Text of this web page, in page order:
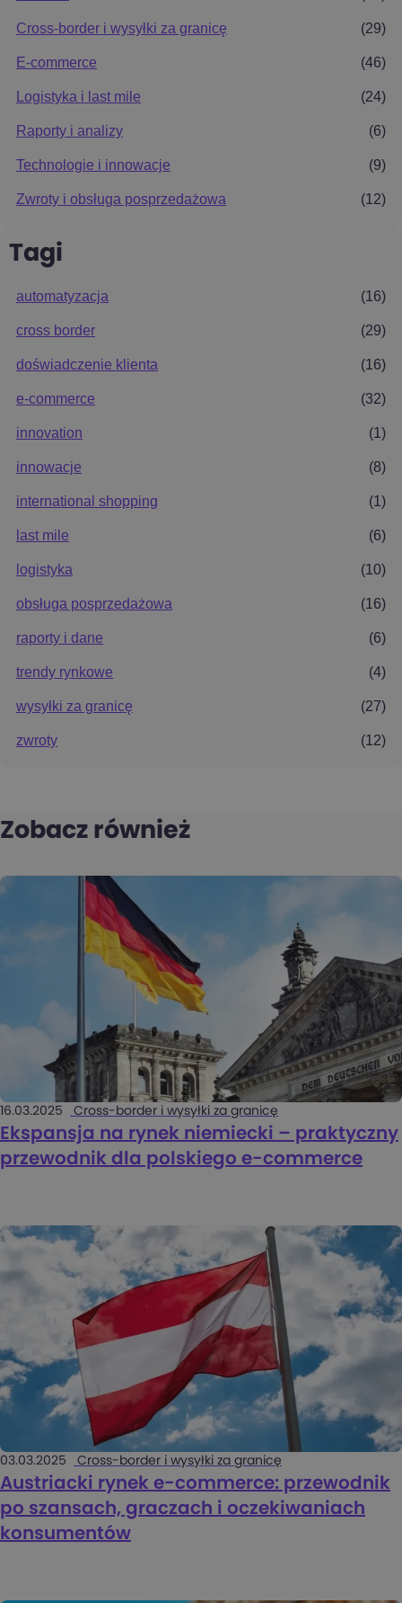
Cross-border i wysyłki za granicę (29)
E-commerce (46)
Logistyka i last mile (24)
Raporty i analizy (6)
Technologie i innowacje (9)
Zwroty i obsługa posprzedażowa (12)
Tagi
automatyzacja (16)
cross border (29)
doświadczenie klienta (16)
e-commerce (32)
innovation (1)
innowacje (8)
international shopping (1)
last mile (6)
logistyka (10)
obsługa posprzedażowa (16)
raporty i dane (6)
trendy rynkowe (4)
wysyłki za granicę (27)
zwroty (12)
Zobacz również
16.03.2025 Cross-border i wysyłki za granicę
Ekspansja na rynek niemiecki – praktyczny
przewodnik dla polskiego e-commerce
03.03.2025 Cross-border i wysyłki za granicę
Austriacki rynek e-commerce: przewodnik
po szansach, graczach i oczekiwaniach
konsumentów